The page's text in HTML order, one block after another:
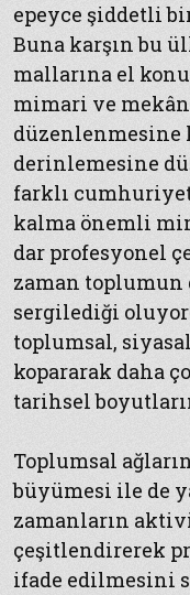
epeyce şiddetli
Buna karşın bu
mallarına el
mimari ve
düzenlenmesine
derinlemesine
farklı
kalma önemli
dar profesyonel
zaman
sergilediği
toplumsal,
kopararak daha
tarihsel
Toplumsal
büyümesi ile de
zamanların
çeşitlendirerek
ifade edilmesini